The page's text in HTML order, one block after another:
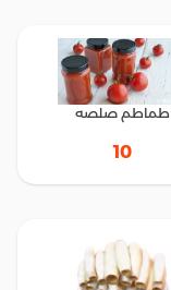
طماطم صلصه
10